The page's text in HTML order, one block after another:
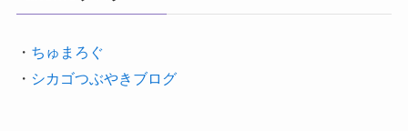
・ ちゅまろぐ
・ シカゴつぶやきブログ